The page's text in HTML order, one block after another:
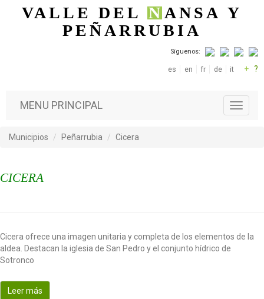
Pasar al contenido principal
VALLE DELNANSA Y
PEÑARRUBIA
Síguenos:
es en fr de it + ?
T
o
a
MENU PRINCIPAL
Municipios Peñarrubia Cicera
CICERA
Cicera ofrece una imagen unitaria y completa de los elementos de la
aldea. Destacan la iglesia de San Pedro y el conjunto hídrico de
Sotronco
Leer más